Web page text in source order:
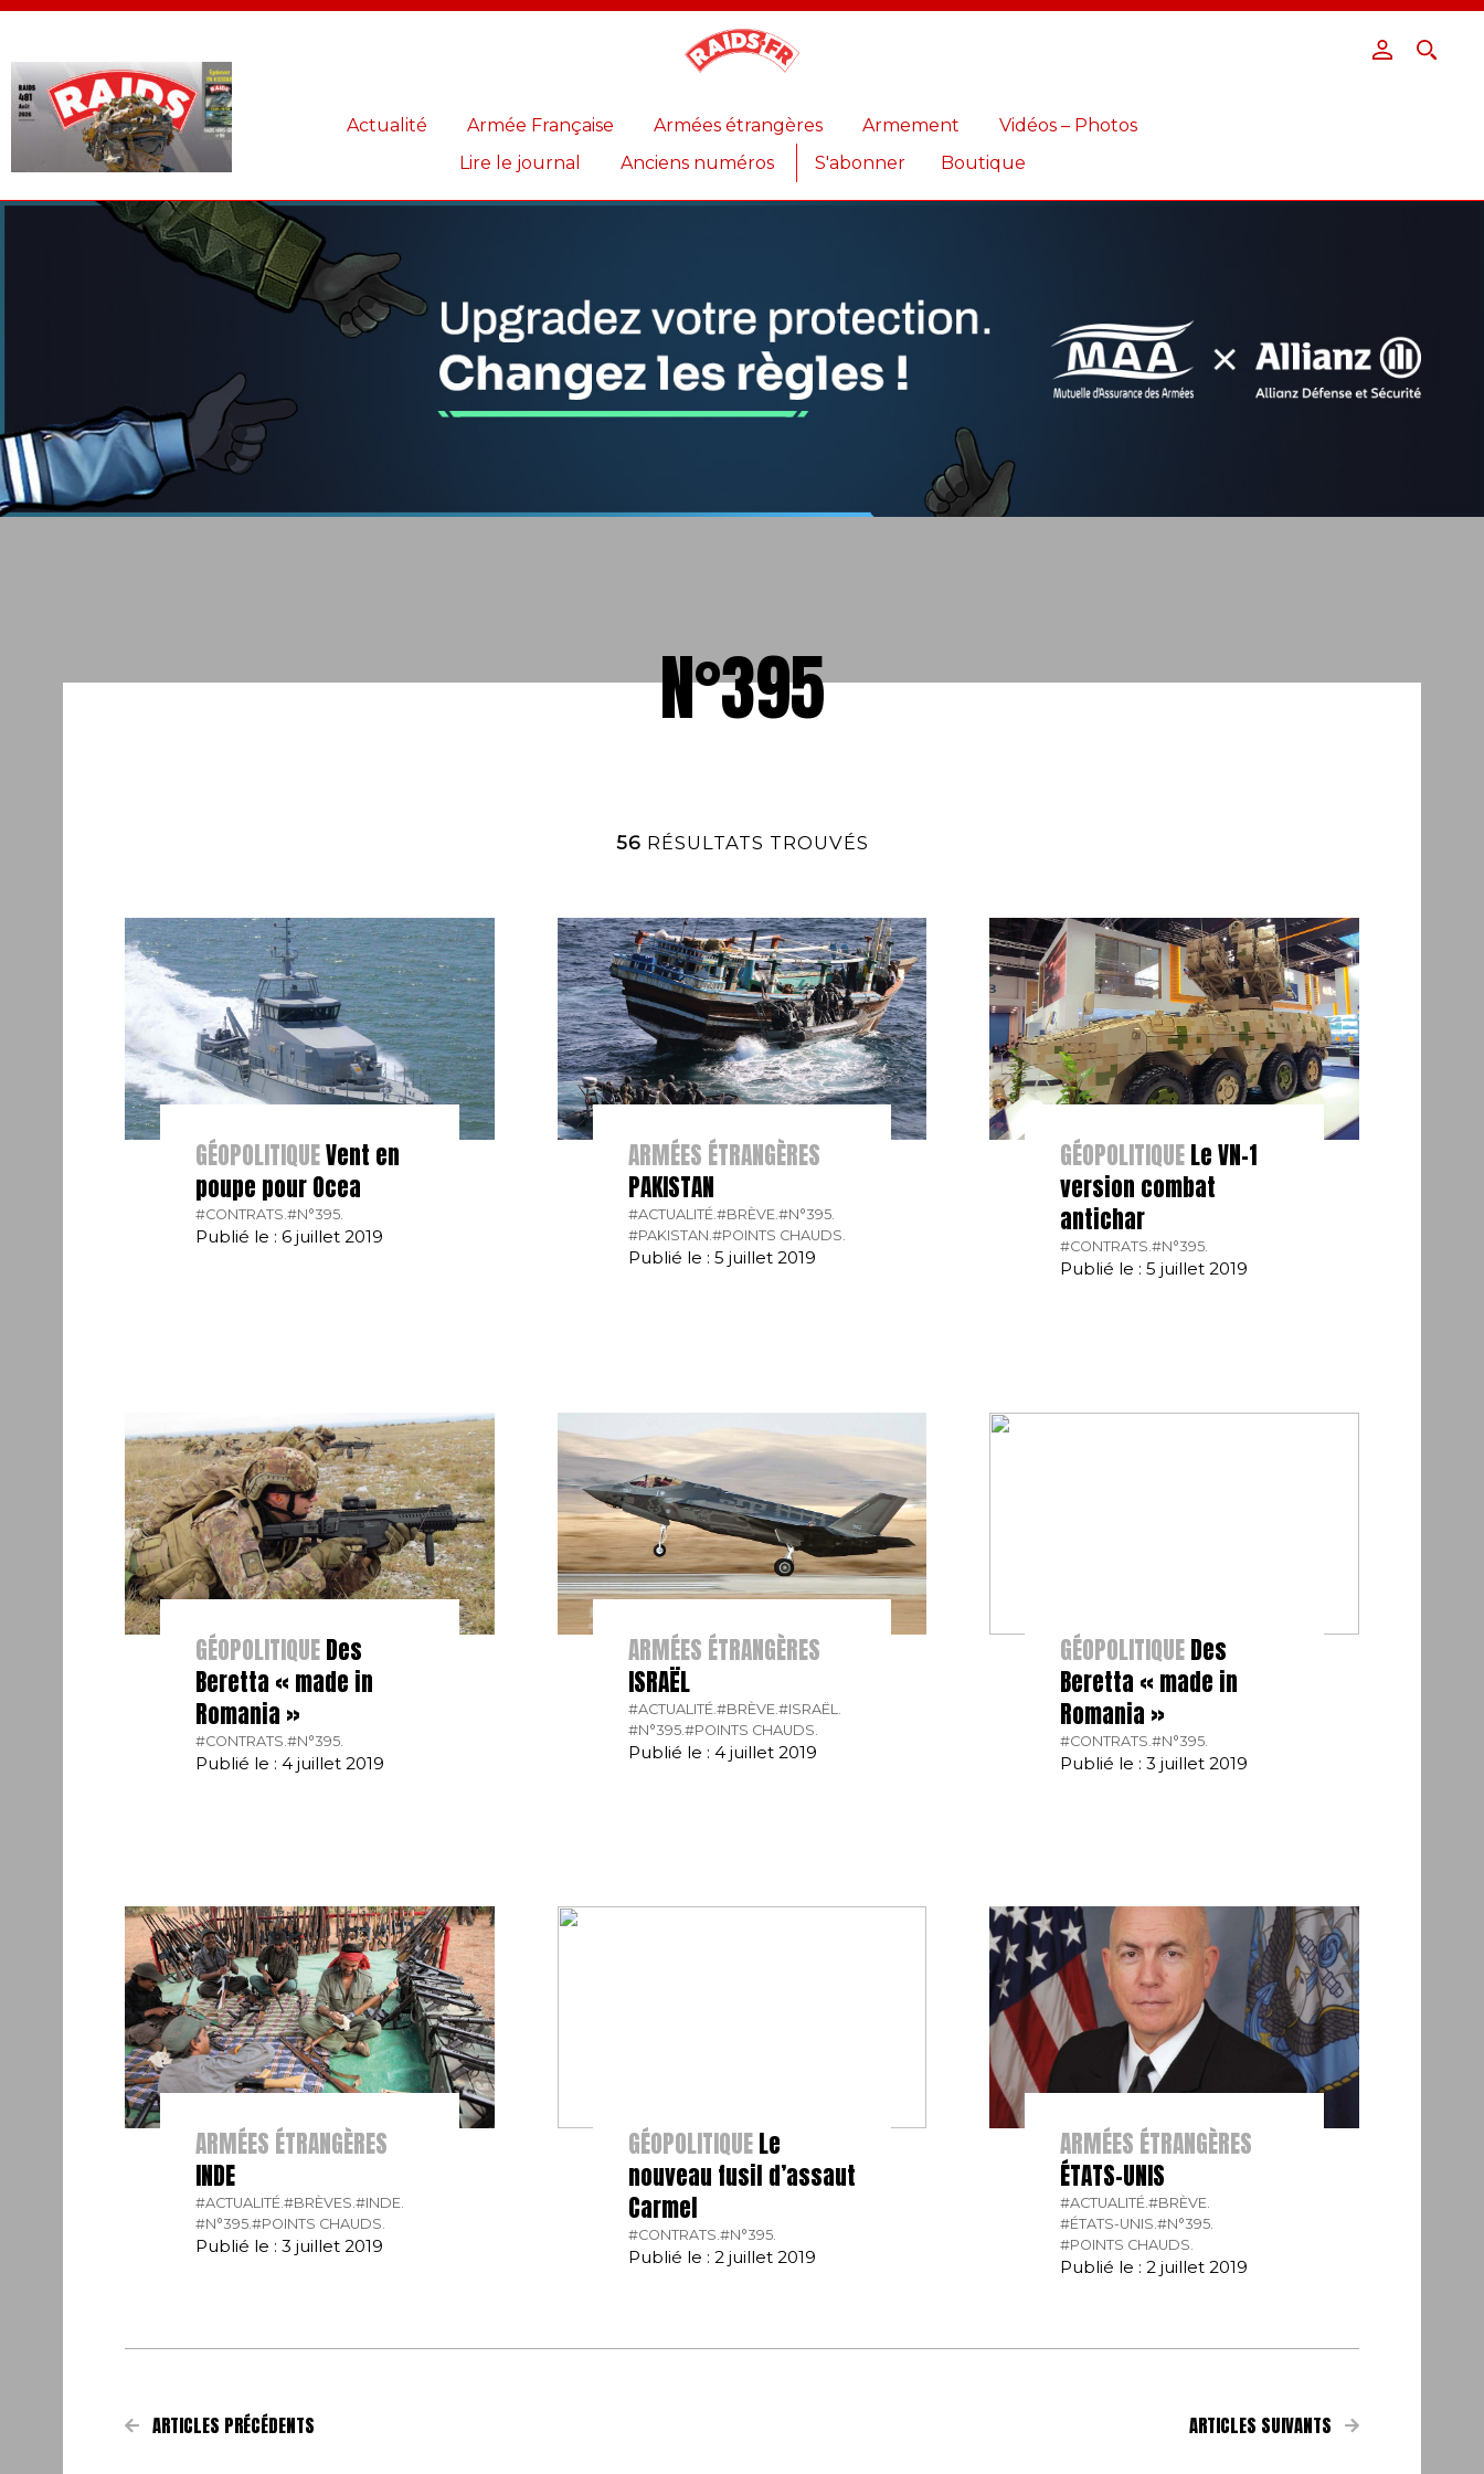
Actualité Armée Française Armées étrangères Armement
Vidéos – Photos
Lire le journal
Anciens numéros S'abonner Boutique
N°395
56 RÉSULTATS TROUVÉS
GÉOPOLITIQUEVent en
poupe pour Ocea
#CONTRATS.#N°395.
Publié le : 6 juillet 2019
ARMÉES ÉTRANGÈRES
PAKISTAN
#ACTUALITÉ.#BRÈVE.#N°395.
#PAKISTAN.#POINTS CHAUDS.
Publié le : 5 juillet 2019
GÉOPOLITIQUELe VN-1
version combat
antichar
#CONTRATS.#N°395.
Publié le : 5 juillet 2019
GÉOPOLITIQUEDes
Beretta « made in
Romania »
#CONTRATS.#N°395.
Publié le : 4 juillet 2019
ARMÉES ÉTRANGÈRES
ISRAËL
#ACTUALITÉ. #BRÈVE. #ISRAËL.
#N°395. #POINTS CHAUDS.
Publié le : 4 juillet 2019
GÉOPOLITIQUEDes
Beretta « made in
Romania »
#CONTRATS. #N°395.
Publié le : 3 juillet 2019
ARMÉES ÉTRANGÈRES
INDE
#ACTUALITÉ.#BRÈVES.#INDE.
#N°395.#POINTS CHAUDS.
Publié le : 3 juillet 2019
GÉOPOLITIQUELe
nouveau fusil d’assaut
Carmel
#CONTRATS.#N°395.
Publié le : 2 juillet 2019
ARMÉES ÉTRANGÈRES
ÉTATS-UNIS
#ACTUALITÉ.#BRÈVE.
#ÉTATS-UNIS.#N°395.
#POINTS CHAUDS.
Publié le : 2 juillet 2019
ARTICLES PRÉCÉDENTS ARTICLES SUIVANTS
Panneau de gestion des cookies